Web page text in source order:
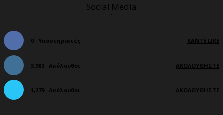
Social Media
0 Υποστηρικτές ΚΆΝΤΕ LIKE
3,982 Ακόλουθοι ΑΚΟΛΟΥΘΉΣΤΕ
1,279 Ακόλουθοι ΑΚΟΛΟΥΘΉΣΤΕ